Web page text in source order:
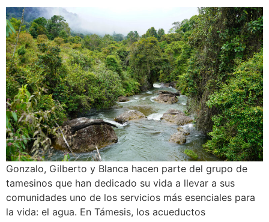
Gonzalo, Gilberto y Blanca hacen parte del grupo de
tamesinos que han dedicado su vida a llevar a sus
comunidades uno de los servicios más esenciales para
la vida: el agua. En Támesis, los acueductos